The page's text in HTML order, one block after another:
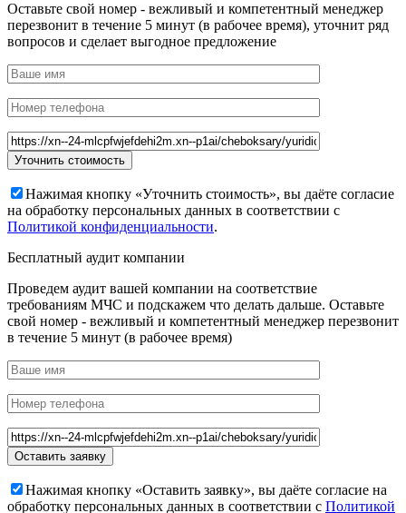
Оставьте свой номер - вежливый и компетентный менеджер
перезвонит в течение 5 минут (в рабочее время), уточнит ряд
вопросов и сделает выгодное предложение
Нажимая кнопку «Уточнить стоимость», вы даёте согласие
на обработку персональных данных в соответствии с
Политикой конфиденциальности.
Бесплатный аудит компании
Проведем аудит вашей компании на соответствие
требованиям МЧС и подскажем что делать дальше. Оставьте
свой номер - вежливый и компетентный менеджер перезвонит
в течение 5 минут (в рабочее время)
Нажимая кнопку «Оставить заявку», вы даёте согласие на
обработку персональных данных в соответствии с Политикой